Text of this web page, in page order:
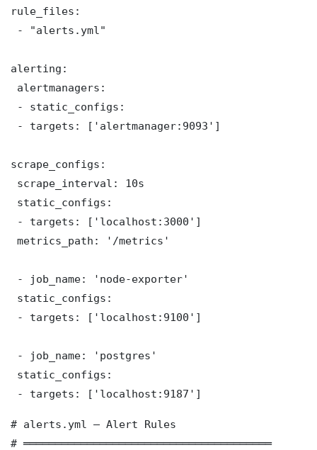
rule_files:
- "alerts.yml"
alerting:
alertmanagers:
- static_configs:
- targets: ['alertmanager:9093']
scrape_configs:
scrape_interval: 10s
static_configs:
- targets: ['localhost:3000']
metrics_path: '/metrics'
- job_name: 'node-exporter'
static_configs:
- targets: ['localhost:9100']
- job_name: 'postgres'
static_configs:
- targets: ['localhost:9187']
# alerts.yml — Alert Rules
# ═══════════════════════════════════════